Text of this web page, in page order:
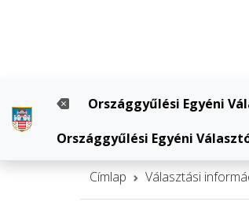
Országgyűlési Egyéni
Országgyűlési Egyéni
Címlap Választási